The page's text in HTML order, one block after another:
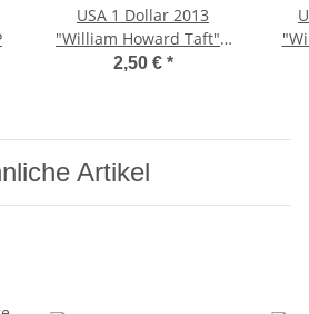
USA 1 Dollar 2013
"William Howard Taft" -
D
2,50 € *
Artikel